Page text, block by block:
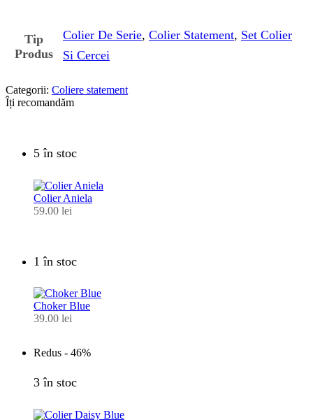
Tip
Produs
Colier De Serie, Colier Statement, Set Colier
Si Cercei
Categorii: Coliere statement
Îți recomandăm
5 în stoc
Colier Aniela
59.00 lei
1 în stoc
Choker Blue
39.00 lei
Redus - 46%
3 în stoc